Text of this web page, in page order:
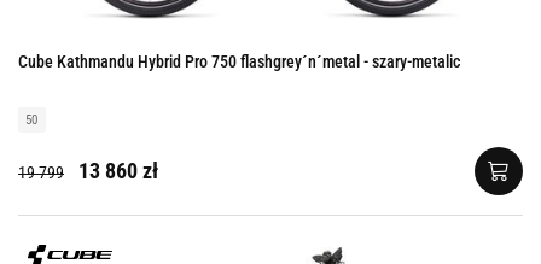
Cube Kathmandu Hybrid Pro 750 flashgrey´n´metal - szary-metalic
50
19 799 13 860 zł